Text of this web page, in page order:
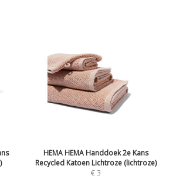
HEMA HEMA Handdoek 2e Kans
Recycled Katoen Lichtroze (lichtroze)
€3